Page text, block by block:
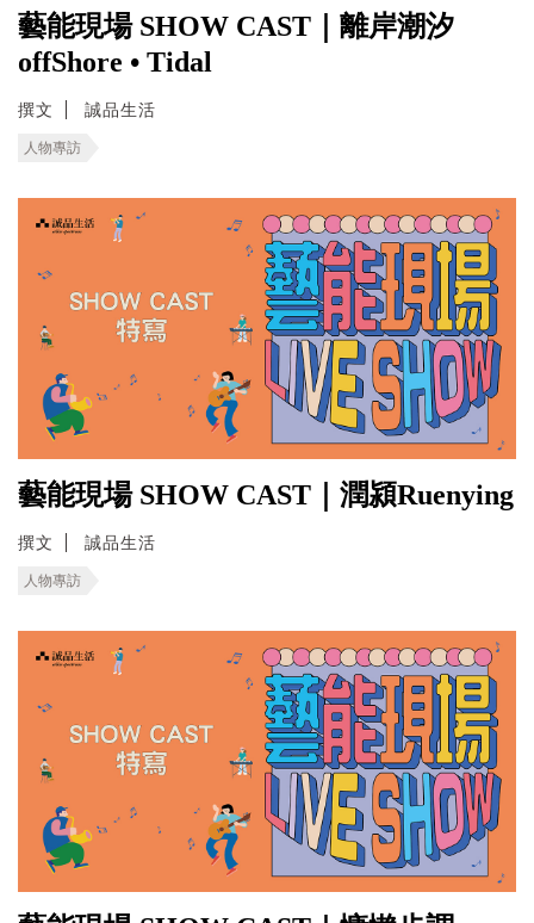
藝能現場 SHOW CAST｜離岸潮汐
offShore • Tidal
撰文 誠品生活
人物專訪
藝能現場 SHOW CAST｜潤潁Ruenying
撰文 誠品生活
人物專訪